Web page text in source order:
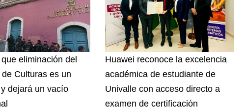
eliminación del
Culturas es un
dejará un vacío
Huawei reconoce la excelencia
académica de estudiante de
Univalle con acceso directo a
examen de certificación